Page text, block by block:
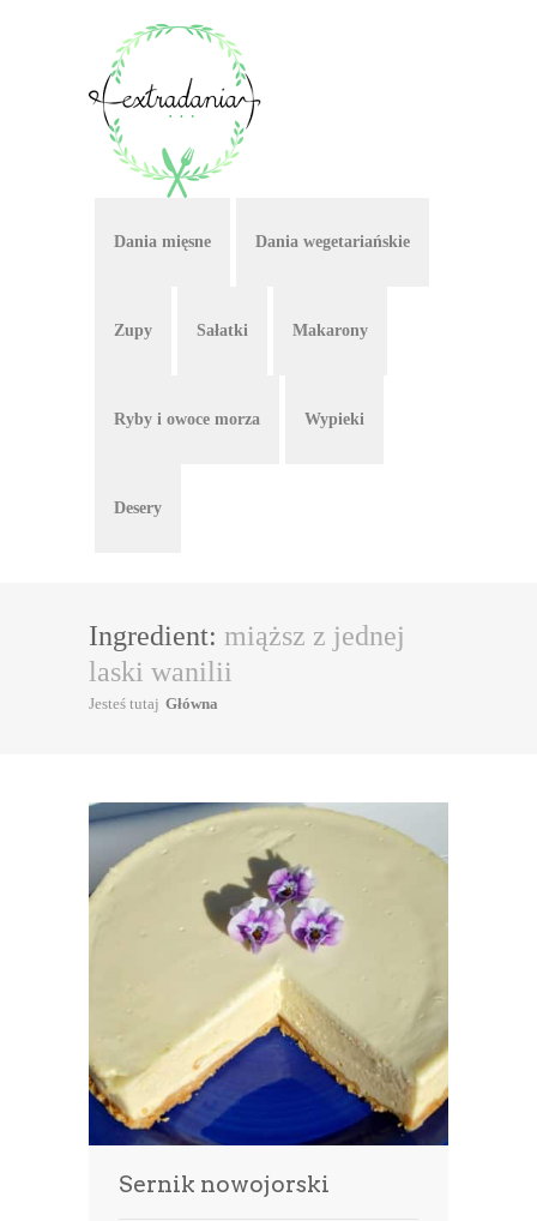
Dania mięsne Dania wegetariańskie
Zupy Sałatki Makarony
Ryby i owoce morza Wypieki
Desery
Ingredient: miąższ z jednej
laski wanilii
Jesteś tutaj Główna
Sernik nowojorski